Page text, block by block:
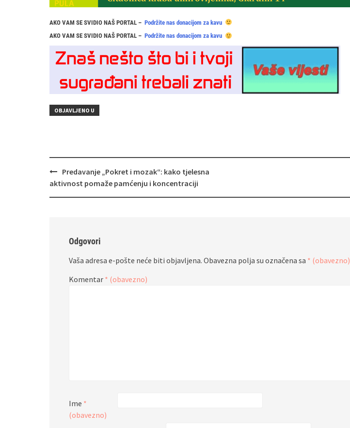
AKO VAM SE SVIDIO NAŠ PORTAL – Podržite nas donacijom za kavu
AKO VAM SE SVIDIO NAŠ PORTAL – Podržite nas donacijom za kavu
OBJAVLJENO U
Navigacija
objava
Predavanje „Pokret i mozak“: kako tjelesna
aktivnost pomaže pamćenju i koncentraciji
Odgovori
Vaša adresa e-pošte neće biti objavljena. Obavezna polja su označena sa * (obavezno)
Komentar * (obavezno)
Ime *
(obavezno)